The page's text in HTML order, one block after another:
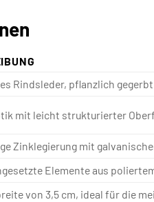
Rindsleder, pflanzlich gegerbt
mit leicht strukturierter
Zinklegierung mit
Elemente aus
von 3,5 cm, ideal für die